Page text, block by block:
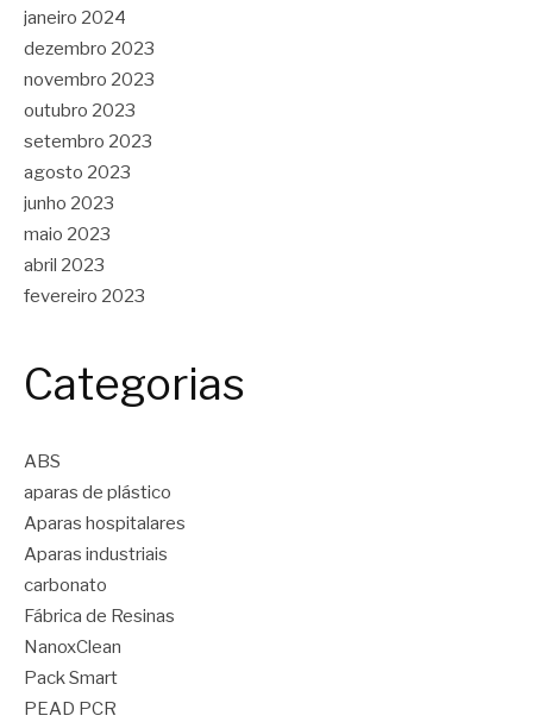
janeiro 2024
dezembro 2023
novembro 2023
outubro 2023
setembro 2023
agosto 2023
junho 2023
maio 2023
abril 2023
fevereiro 2023
Categorias
ABS
aparas de plástico
Aparas hospitalares
Aparas industriais
carbonato
Fábrica de Resinas
NanoxClean
Pack Smart
PEAD PCR